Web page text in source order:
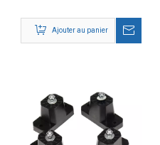
Ajouter au panier